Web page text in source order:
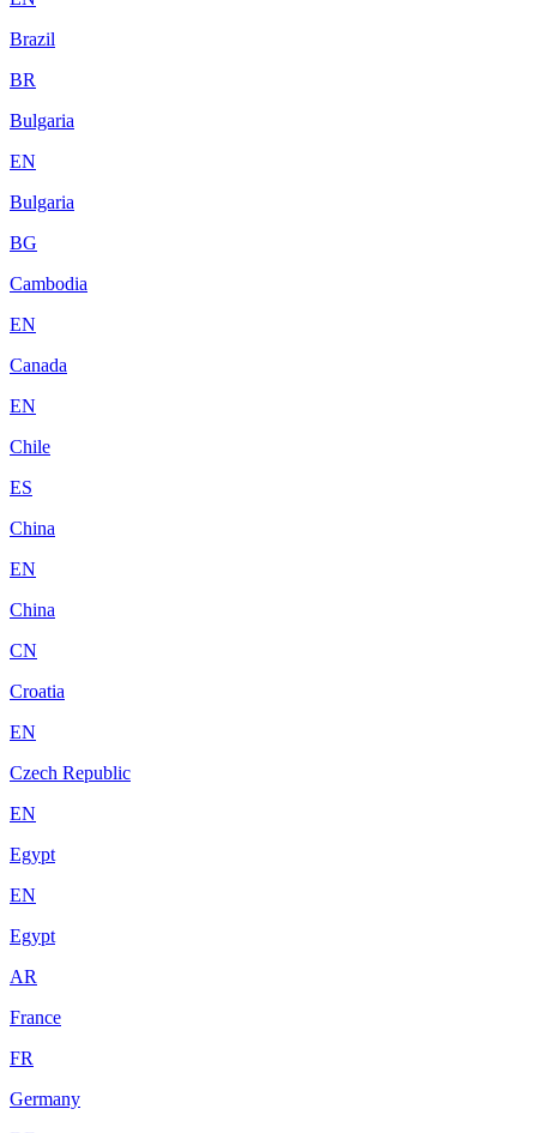
Brazil
BR
Bulgaria
EN
Bulgaria
BG
Cambodia
EN
Canada
EN
Chile
ES
China
EN
China
CN
Croatia
EN
Czech Republic
EN
Egypt
EN
Egypt
AR
France
FR
Germany